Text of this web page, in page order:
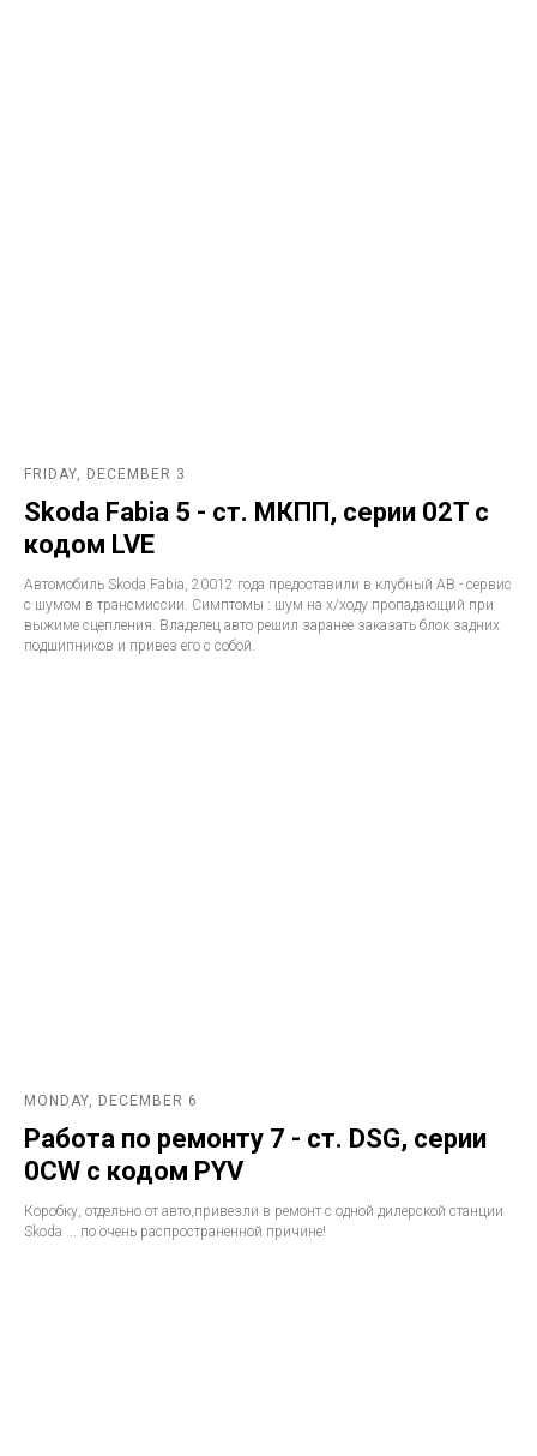
FRIDAY, DECEMBER 3
Skoda Fabia 5 - ст. МКПП, серии 02T с
кодом LVE
Автомобиль Skoda Fabia, 20012 года предоставили в клубный АВ - сервис
с шумом в трансмиссии. Симптомы : шум на х/ходу пропадающий при
выжиме сцепления. Владелец авто решил заранее заказать блок задних
подшипников и привез его с собой.
MONDAY, DECEMBER 6
Работа по ремонту 7 - ст. DSG, серии
0CW с кодом PYV
Коробку, отдельно от авто,привезли в ремонт с одной дилерской станции
Skoda ... по очень распространенной причине!